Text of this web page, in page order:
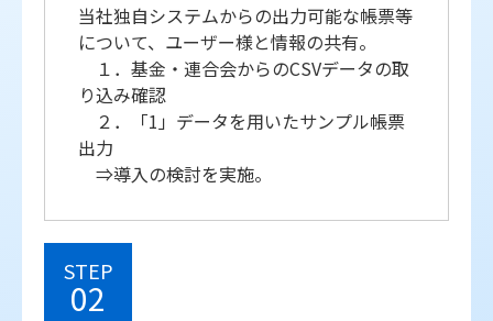
当社独自システムからの出力可能な帳票等
について、ユーザー様と情報の共有。
１．基金・連合会からのCSVデータの取
り込み確認
２．「1」データを用いたサンプル帳票
出力
⇒導入の検討を実施。
STEP
02